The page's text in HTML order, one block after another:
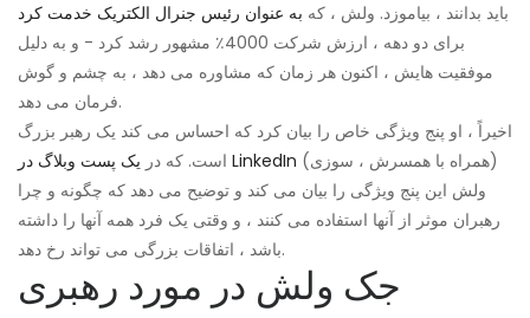
باید بدانند ، بیاموزد. ولش ، که به عنوان رئیس جنرال الکتریک خدمت کرد
برای دو دهه ، ارزش شرکت 4000٪ مشهور رشد کرد - و به دلیل
موفقیت هایش ، اکنون هر زمان که مشاوره می دهد ، به چشم و گوش
فرمان می دهد.
اخیراً ، او پنج ویژگی خاص را بیان کرد که احساس می کند یک رهبر بزرگ
است. که در یک پست وبلاگ در LinkedIn (همراه با همسرش ، سوزی)
ولش این پنج ویژگی را بیان می کند و توضیح می دهد که چگونه و چرا
رهبران موثر از آنها استفاده می کنند ، و وقتی یک فرد همه آنها را داشته
باشد ، اتفاقات بزرگی می تواند رخ دهد.
جک ولش در مورد رهبری